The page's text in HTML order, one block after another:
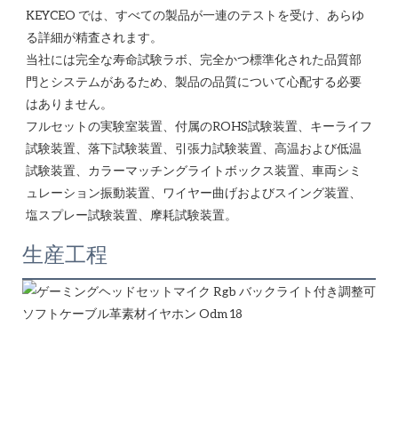
KEYCEO では、すべての製品が一連のテストを受け、あらゆ
る詳細が精査されます。
当社には完全な寿命試験ラボ、完全かつ標準化された品質部
門とシステムがあるため、製品の品質について心配する必要
はありません。
フルセットの実験室装置、付属のROHS試験装置、キーライフ
試験装置、落下試験装置、引張力試験装置、高温および低温
試験装置、カラーマッチングライトボックス装置、車両シミ
ュレーション振動装置、ワイヤー曲げおよびスイング装置、
生産工程